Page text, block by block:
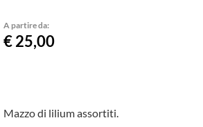
A partire da:
€ 25,00
Mazzo di lilium assortiti.